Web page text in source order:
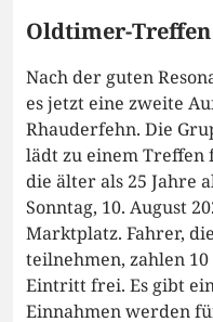
Oldtimer-
Nach der guten
es jetzt eine zweite
Rhauderfehn. Die
lädt zu einem Treffen
die älter als 25 Jahre
Sonntag, 10. August
Marktplatz. Fahrer,
teilnehmen, zahlen
Eintritt frei. Es gibt
Einnahmen werden